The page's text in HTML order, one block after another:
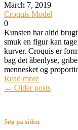
March 7, 2019
Croquis Model
0
Kunsten har altid
smuk en figur kan
kurver. Croquis er
bag det åbenlyse,
mennesket og
Read more
Posts
← Older posts
Søg på siden